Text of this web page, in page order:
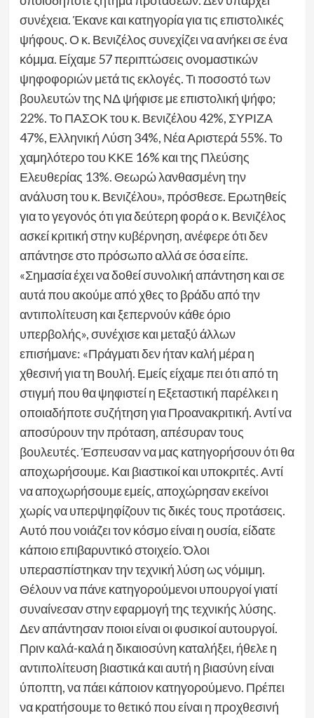
συνέχεια. Έκανε και κατηγορία για τις επιστολικές
ψήφους. Ο κ. Βενιζέλος συνεχίζει να ανήκει σε ένα
κόμμα. Είχαμε 57 περιπτώσεις ονομαστικών
ψηφοφοριών μετά τις εκλογές. Τι ποσοστό των
βουλευτών της ΝΔ ψήφισε με επιστολική ψήφο;
22%. Το ΠΑΣΟΚ του κ. Βενιζέλου 42%, ΣΥΡΙΖΑ
47%, Ελληνική Λύση 34%, Νέα Αριστερά 55%. Το
χαμηλότερο του ΚΚΕ 16% και της Πλεύσης
Ελευθερίας 13%. Θεωρώ λανθασμένη την
ανάλυση του κ. Βενιζέλου», πρόσθεσε. Ερωτηθείς
για το γεγονός ότι για δεύτερη φορά ο κ. Βενιζέλος
ασκεί κριτική στην κυβέρνηση, ανέφερε ότι δεν
απάντησε στο πρόσωπο αλλά σε όσα είπε.
«Σημασία έχει να δοθεί συνολική απάντηση και σε
αυτά που ακούμε από χθες το βράδυ από την
αντιπολίτευση και ξεπερνούν κάθε όριο
υπερβολής», συνέχισε και μεταξύ άλλων
επισήμανε: «Πράγματι δεν ήταν καλή μέρα η
χθεσινή για τη Βουλή. Εμείς είχαμε πει ότι από τη
στιγμή που θα ψηφιστεί η Εξεταστική παρέλκει η
οποιαδήποτε συζήτηση για Προανακριτική. Αντί να
αποσύρουν την πρόταση, απέσυραν τους
βουλευτές. Έσπευσαν να μας κατηγορήσουν ότι θα
αποχωρήσουμε. Και βιαστικοί και υποκριτές. Αντί
να αποχωρήσουμε εμείς, αποχώρησαν εκείνοι
χωρίς να υπερψηφίζουν τις δικές τους προτάσεις.
Αυτό που νοιάζει τον κόσμο είναι η ουσία, είδατε
κάποιο επιβαρυντικό στοιχείο. Όλοι
υπερασπίστηκαν την τεχνική λύση ως νόμιμη.
Θέλουν να πάνε κατηγορούμενοι υπουργοί γιατί
συναίνεσαν στην εφαρμογή της τεχνικής λύσης.
Δεν απάντησαν ποιοι είναι οι φυσικοί αυτουργοί.
Πριν καλά-καλά η δικαιοσύνη καταλήξει, ήθελε η
αντιπολίτευση βιαστικά και αυτή η βιασύνη είναι
ύποπτη, να πάει κάποιον κατηγορούμενο. Πρέπει
να κρατήσουμε το θετικό που είναι η προχθεσινή